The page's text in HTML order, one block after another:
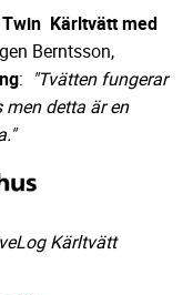
Kärltvätt med
Berntsson,
: "Tvätten fungerar
detta är en
Kärltvätt